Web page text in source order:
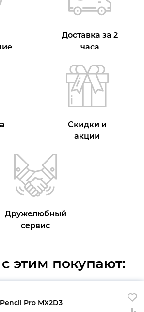
Доставка за 2
часа
Скидки и
акции
Дружелюбный
сервис
этим покупают:
Pro MX2D3